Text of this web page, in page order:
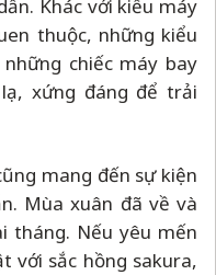
Khác với kiểu máy
thuộc, những kiểu
chiếc máy bay
xứng đáng để trải
mang đến sự kiện
Mùa xuân đã về và
tháng. Nếu yêu mến
với sắc hồng sakura,